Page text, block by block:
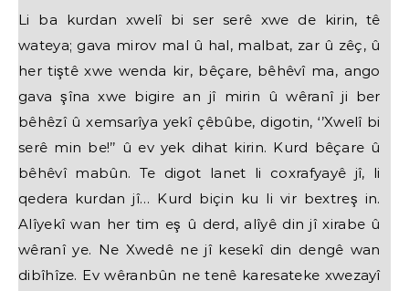
Li ba kurdan xwelî bi ser serê xwe de kirin, tê
wateya; gava mirov mal û hal, malbat, zar û zêç, û
her tiştê xwe wenda kir, bêçare, bêhêvî ma, ango
gava şîna xwe bigire an jî mirin û wêranî ji ber
bêhêzî û xemsarîya yekî çêbûbe, digotin, ‘’Xwelî bi
serê min be!’’ û ev yek dihat kirin. Kurd bêçare û
bêhêvî mabûn. Te digot lanet li coxrafyayê jî, li
qedera kurdan jî… Kurd biçin ku li vir bextreş in.
Alîyekî wan her tim eş û derd, alîyê din jî xirabe û
wêranî ye. Ne Xwedê ne jî kesekî din dengê wan
dibîhîze. Ev wêranbûn ne tenê karesateke xwezayî